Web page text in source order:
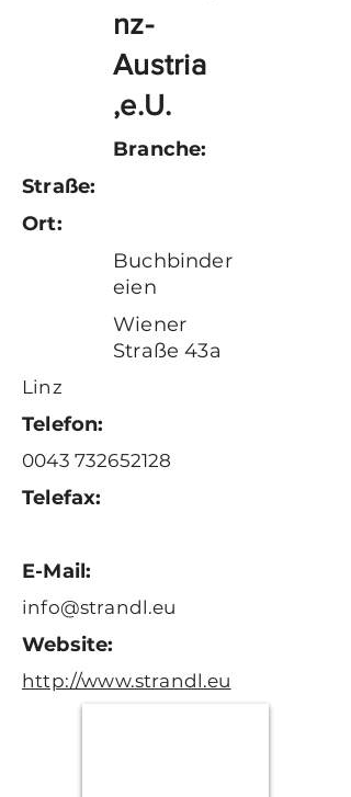
nz-
Austria
,e.U.
Branche:
Straße:
Ort:
Buchbinder
eien
Wiener
Straße 43a
Linz
Telefon:
0043 732652128
Telefax:
E-Mail:
info@strandl.eu
Website:
http://www.strandl.eu